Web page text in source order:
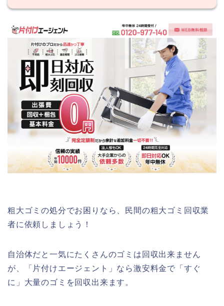
粗大ゴミの処分でお困りなら、民間の粗大ゴミ回収業
者に依頼しましょう！
自治体だと一気にたくさんのゴミは回収出来ません
が、「片付けエージェント」なら激安料金で「すぐ
に」大量のゴミを回収出来ます。